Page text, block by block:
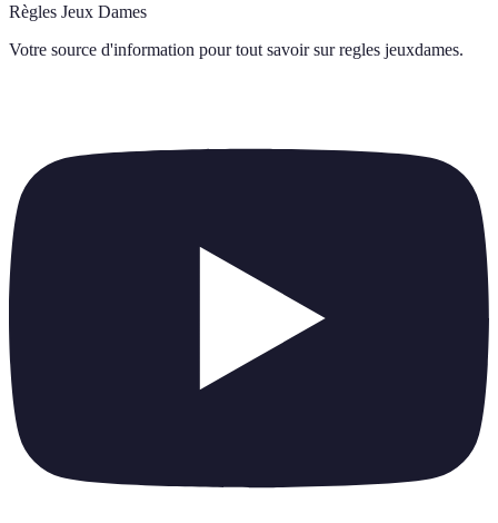
Règles Jeux Dames
Votre source d'information pour tout savoir sur regles jeuxdames.